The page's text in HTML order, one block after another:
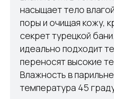
насыщает тело
поры и очищая кожу,
секрет турецкой
идеально подходит
переносят высокие
Влажность в
температура 45